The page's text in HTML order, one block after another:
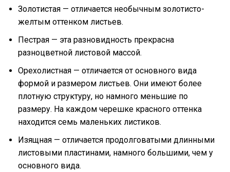
Золотистая — отличается необычным золотисто-
желтым оттенком листьев.
Пестрая — эта разновидность прекрасна
разноцветной листовой массой.
Орехолистная — отличается от основного вида
формой и размером листьев. Они имеют более
плотную структуру, но намного меньшие по
размеру. На каждом черешке красного оттенка
находится семь маленьких листиков.
Изящная — отличается продолговатыми длинными
листовыми пластинами, намного большими, чем у
основного вида.